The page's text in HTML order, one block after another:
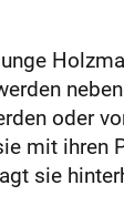
oder
mit
sie